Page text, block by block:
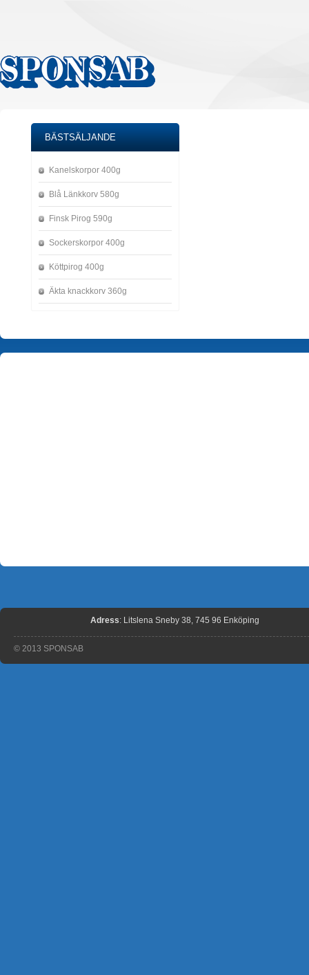
BÄSTSÄLJANDE
Kanelskorpor 400g
Blå Länkkorv 580g
Finsk Pirog 590g
Sockerskorpor 400g
Köttpirog 400g
Äkta knackkorv 360g
Adress: Litslena Sneby 38, 745 96 Enköping
© 2013 SPONSAB